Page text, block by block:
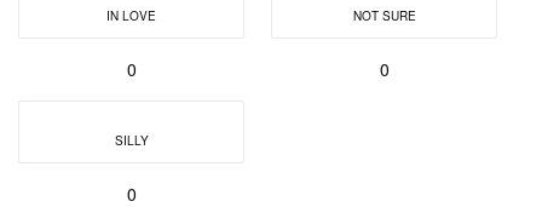
IN LOVE
0
NOT SURE
0
SILLY
0